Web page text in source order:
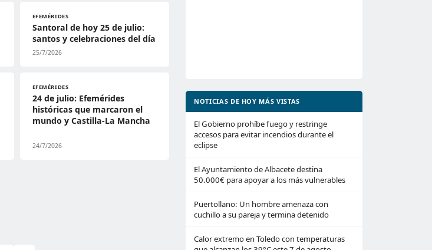
EFEMÉRIDES
Santoral de hoy 25 de julio:
santos y celebraciones del día
25/7/2026
EFEMÉRIDES
24 de julio: Efemérides
históricas que marcaron el
mundo y Castilla-La Mancha
24/7/2026
NOTICIAS DE HOY MÁS VISTAS
El Gobierno prohíbe fuego y restringe
accesos para evitar incendios durante el
eclipse
El Ayuntamiento de Albacete destina
50.000€ para apoyar a los más vulnerables
Puertollano: Un hombre amenaza con
cuchillo a su pareja y termina detenido
Calor extremo en Toledo con temperaturas